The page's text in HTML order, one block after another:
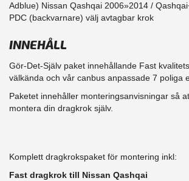
Adblue) Nissan Qashqai 2006»2014 /
PDC (backvarnare) välj avtagbar krok
INNEHÅLL
Gör-Det-Själv paket innehållande Fast
välkända och vår canbus anpassade 7 poliga
Paketet innehåller monteringsanvisningar så
montera din dragkrok själv.
Komplett dragkrokspaket för montering inkl:
Fast dragkrok till Nissan Qashqai